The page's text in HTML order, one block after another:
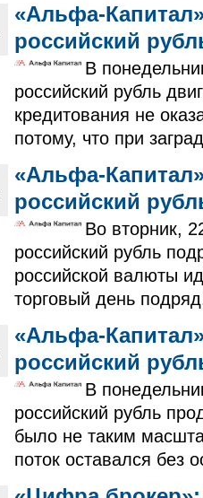
«Альфа-
российский
В
российский рубль
кредитования не
потому, что при
«Альфа-
российский
Во вторник,
российский рубль
российской валюты
торговый день
«Альфа-
российский
В
российский рубль
было не таким
поток оставался без